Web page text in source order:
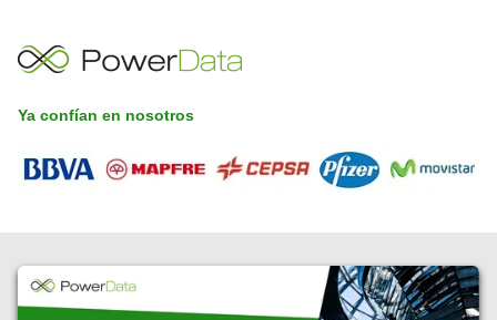
Ya confían en nosotros